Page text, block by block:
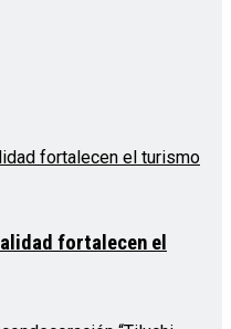
fortalecen el